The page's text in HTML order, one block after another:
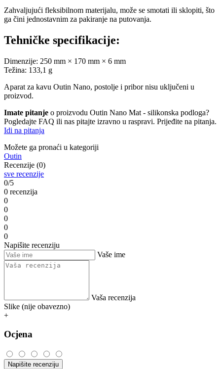
Zahvaljujući fleksibilnom materijalu, može se smotati ili sklopiti, što
ga čini jednostavnim za pakiranje na putovanja.
Tehničke specifikacije:
Dimenzije: 250 mm × 170 mm × 6 mm
Težina: 133,1 g
Aparat za kavu Outin Nano, postolje i pribor nisu uključeni u
proizvod.
Imate pitanje o proizvodu Outin Nano Mat - silikonska podloga?
Pogledajte FAQ ili nas pitajte izravno u raspravi. Prijeđite na pitanja.
Idi na pitanja
Možete ga pronaći u kategoriji
Outin
Recenzije (0)
sve recenzije
0/5
0 recenzija
0
0
0
0
0
Napišite recenziju
Vaše ime
Vaša recenzija
Slike (nije obavezno)
+
Ocjena
Napišite recenziju